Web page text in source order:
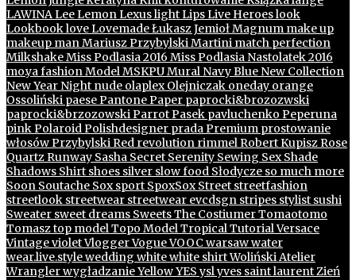
LAWINALeeLemonLexuslightLipsLive Heroeslook
LookbookloveLovemadeŁukasz JemiołMagnum make up
makeup manMariusz PrzybylskiMartini match perfection
MilkshakeMiss Podlasia 2016 Miss Podlasia Nastolatek 2016
mo.ya fashionModelMSKPUMural Navy Blue New Collection
New Year Night nude olaplexOlejniczak oneday orange
Ossoliński paesePantonePaper paprocki&brozozwski
paprocki&brzozowskiParrotPasek pavluchenko Peperuna
pinkPolaroidPolishdesigner pradaPremium prostowanie
włosówPrzybylskiRed revolution rimmelRobert KupiszRose
QuartzRunway Sasha Secret Serenity Sewing SexShade
Shadows Shirt shoes silver slow food Słodycze so much more
Soon Soutache Soxsport SpoxSoxStreet streetfashion
streetlook streetwear streetwear evcdsgn stripes stylist sushi
Sweater sweet dreams SweetsThe CostiumerTomaotomo
Tomasztop modelTopo ModelTropicalTutorialVersace
VintagevioletVloggerVogueVOOC warsawwater
wear.live.stylewedding whitewhite shirtWoliński Atelier
WranglerwygładzanieYellowYESyslyves saint laurentZień